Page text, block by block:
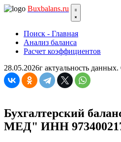
Buxbalans.ru
Поиск - Главная
Анализ баланса
Расчет коэффициентов
28.05.2026г актуальность данных.
Бухгалтерский
МЕД" ИНН